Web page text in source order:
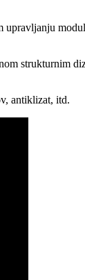
strukturnim
antiklizat, itd.